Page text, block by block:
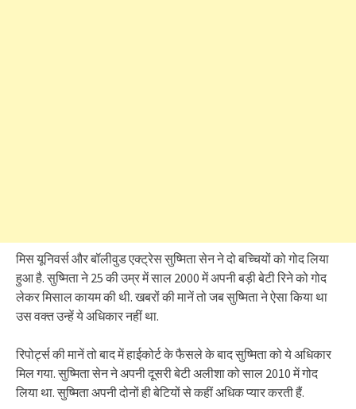
मिस यूनिवर्स और बॉलीवुड एक्ट्रेस सुष्मिता सेन ने दो बच्चियों को गोद लिया
हुआ है. सुष्मिता ने 25 की उम्र में साल 2000 में अपनी बड़ी बेटी रिने को गोद
लेकर मिसाल कायम की थी. खबरों की मानें तो जब सुष्मिता ने ऐसा किया था
उस वक्त उन्हें ये अधिकार नहीं था.
रिपोर्ट्स की मानें तो बाद में हाईकोर्ट के फैसले के बाद सुष्मिता को ये अधिकार
मिल गया. सुष्मिता सेन ने अपनी दूसरी बेटी अलीशा को साल 2010 में गोद
लिया था. सुष्मिता अपनी दोनों ही बेटियों से कहीं अधिक प्यार करती हैं.